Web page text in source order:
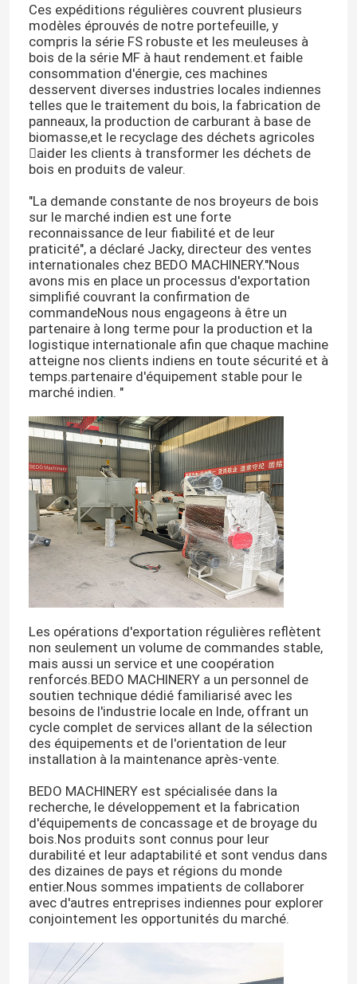
Ces expéditions régulières couvrent plusieurs
modèles éprouvés de notre portefeuille, y
compris la série FS robuste et les meuleuses à
bois de la série MF à haut rendement.et faible
consommation d'énergie, ces machines
desservent diverses industries locales indiennes
telles que le traitement du bois, la fabrication de
panneaux, la production de carburant à base de
biomasse,et le recyclage des déchets agricoles
aider les clients à transformer les déchets de
bois en produits de valeur.
"La demande constante de nos broyeurs de bois
sur le marché indien est une forte
reconnaissance de leur fiabilité et de leur
praticité", a déclaré Jacky, directeur des ventes
internationales chez BEDO MACHINERY."Nous
avons mis en place un processus d'exportation
simplifié couvrant la confirmation de
commandeNous nous engageons à être un
partenaire à long terme pour la production et la
logistique internationale afin que chaque machine
atteigne nos clients indiens en toute sécurité et à
temps.partenaire d'équipement stable pour le
marché indien. "
Les opérations d'exportation régulières reflètent
non seulement un volume de commandes stable,
mais aussi un service et une coopération
renforcés.BEDO MACHINERY a un personnel de
soutien technique dédié familiarisé avec les
besoins de l'industrie locale en Inde, offrant un
cycle complet de services allant de la sélection
des équipements et de l'orientation de leur
installation à la maintenance après-vente.
BEDO MACHINERY est spécialisée dans la
recherche, le développement et la fabrication
d'équipements de concassage et de broyage du
bois.Nos produits sont connus pour leur
durabilité et leur adaptabilité et sont vendus dans
des dizaines de pays et régions du monde
entier.Nous sommes impatients de collaborer
avec d'autres entreprises indiennes pour explorer
conjointement les opportunités du marché.